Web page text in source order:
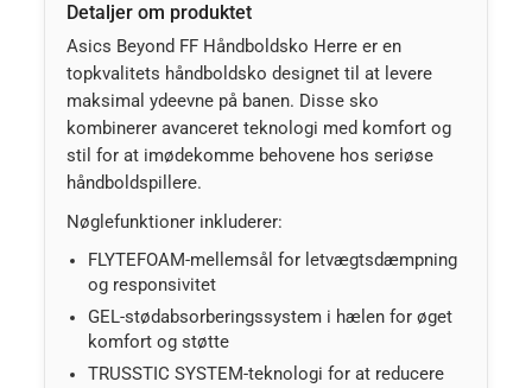
Detaljer om produktet
Asics Beyond FF Håndboldsko Herre er en
topkvalitets håndboldsko designet til at levere
maksimal ydeevne på banen. Disse sko
kombinerer avanceret teknologi med komfort og
stil for at imødekomme behovene hos seriøse
håndboldspillere.
Nøglefunktioner inkluderer:
FLYTEFOAM-mellemsål for letvægtsdæmpning
og responsivitet
GEL-stødabsorberingssystem i hælen for øget
komfort og støtte
TRUSSTIC SYSTEM-teknologi for at reducere